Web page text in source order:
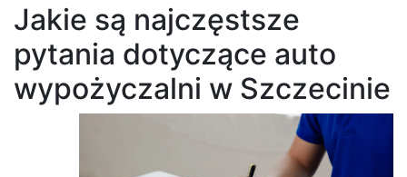
Jakie są najczęstsze
pytania dotyczące auto
wypożyczalni w Szczecinie